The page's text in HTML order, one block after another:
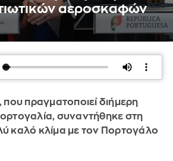
αεροσκαφών
πραγματοποιεί διήμερη
συναντήθηκε στη
καλό κλίμα με τον Πορτογάλο